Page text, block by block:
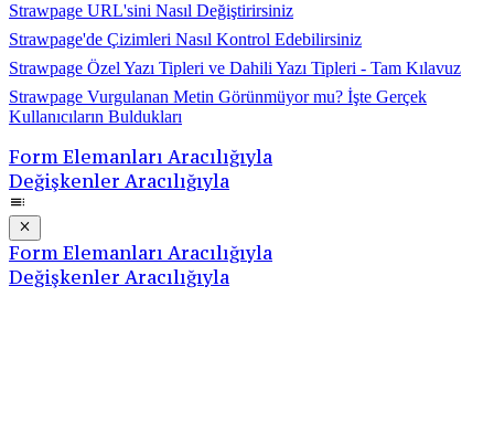
Strawpage URL'sini Nasıl Değiştirirsiniz
Strawpage'de Çizimleri Nasıl Kontrol Edebilirsiniz
Strawpage Özel Yazı Tipleri ve Dahili Yazı Tipleri - Tam Kılavuz
Strawpage Vurgulanan Metin Görünmüyor mu? İşte Gerçek
Kullanıcıların Buldukları
Form Elemanları Aracılığıyla
Değişkenler Aracılığıyla
Form Elemanları Aracılığıyla
Değişkenler Aracılığıyla